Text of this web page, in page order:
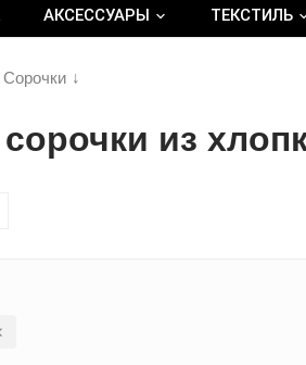
АКСЕССУАРЫ ТЕКСТИЛЬ
Сорочки ↓
из